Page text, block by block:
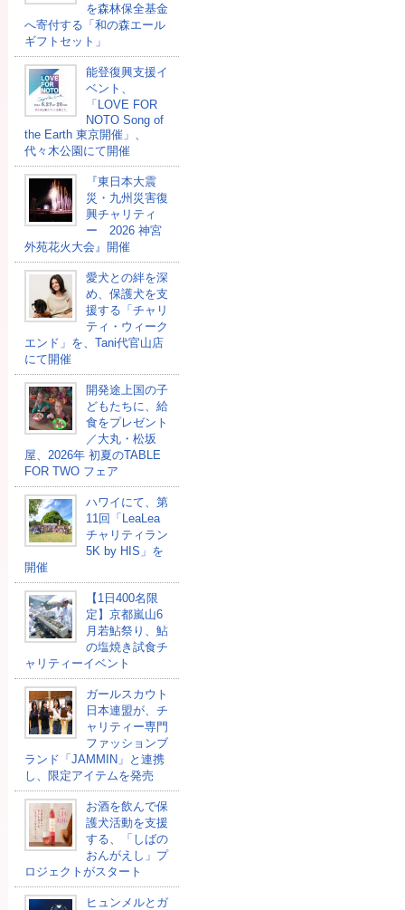
を森林保全基金
へ寄付する「和の森エール
ギフトセット」
能登復興支援イ
ベント、
「LOVE FOR
NOTO Song of
the Earth 東京開催」、
代々木公園にて開催
『東日本大震
災・九州災害復
興チャリティ
ー 2026 神宮
外苑花火大会』開催
愛犬との絆を深
め、保護犬を支
援する「チャリ
ティ・ウィーク
エンド」を、Tani代官山店
にて開催
開発途上国の⼦
どもたちに、給
⾷をプレゼント
／大丸・松坂
屋、2026年 初夏のTABLE
FOR TWO フェア
ハワイにて、第
11回「LeaLea
チャリティラン
5K by HIS」を
開催
【1日400名限
定】京都嵐山6
月若鮎祭り、鮎
の塩焼き試食チ
ャリティーイベント
ガールスカウト
日本連盟が、チ
ャリティー専門
ファッションブ
ランド「JAMMIN」と連携
し、限定アイテムを発売
お酒を飲んで保
護犬活動を支援
する、「しばの
おんがえし」プ
ロジェクトがスタート
ヒュンメルとガ